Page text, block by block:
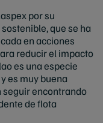
por su
que se ha
en acciones
reducir el impacto
es una especie
es muy buena
seguir encontrando
de flota